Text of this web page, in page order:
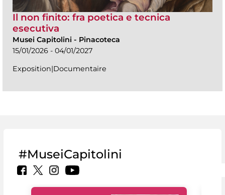
Il non finito: fra poetica e tecnica
esecutiva
Musei Capitolini - Pinacoteca
15/01/2026 - 04/01/2027
Exposition|Documentaire
#MuseiCapitolini